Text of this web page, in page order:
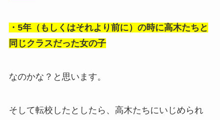
・5年（もしくはそれより前に）の時に高木たちと
同じクラスだった女の子
なのかな？と思います。
そして転校したとしたら、高木たちにいじめられ